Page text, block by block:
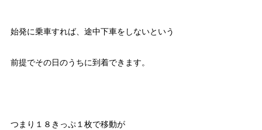
始発に乗車すれば、途中下車をしないという
前提でその日のうちに到着できます。
つまり１８きっぷ１枚で移動が